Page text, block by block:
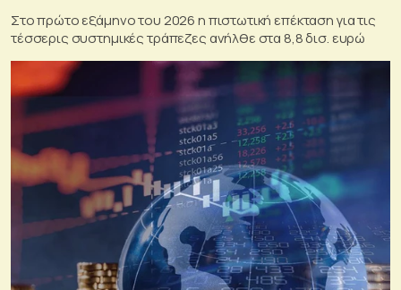
Στο πρώτο εξάμηνο του 2026 η πιστωτική επέκταση για τις
τέσσερις συστημικές τράπεζες ανήλθε στα 8,8 δισ. ευρώ